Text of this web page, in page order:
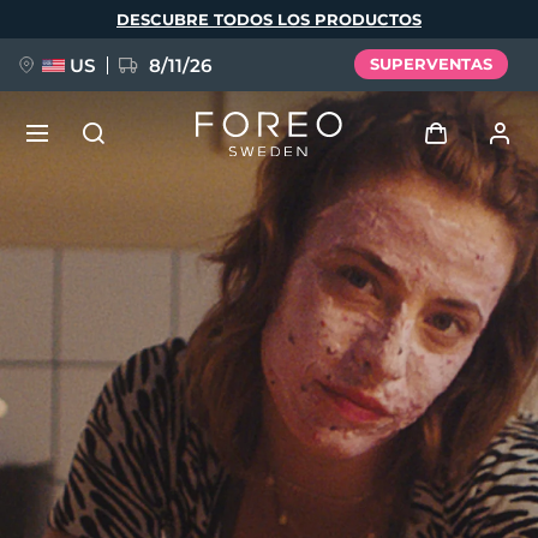
DESCUBRE TODOS LOS PRODUCTOS
US 8/11/26 SUPERVENTAS
Iniciar sesión
Perfil de usuario
Mis dispositivos
Mis pedidos
Mis direcciones
Mis suscripciones
FAQ™ Pure Beauty-Tech Elixir
BREAKING NEWS
issa™ Teeth Whitening Set
Idioma
Deutsch
Español
Français
Italiano
Português
Polski
Svenska
Русский
Türkçe
简体中文 繁體中文